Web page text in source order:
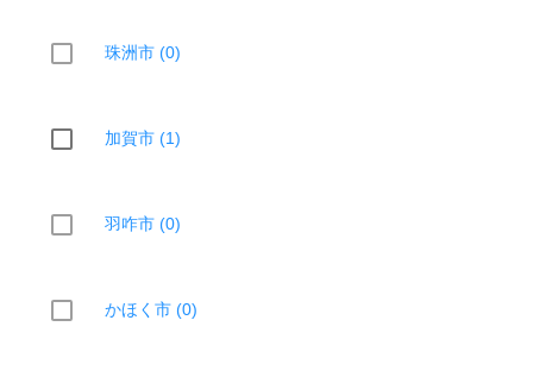
珠洲市 (0)
加賀市 (1)
羽咋市 (0)
かほく市 (0)